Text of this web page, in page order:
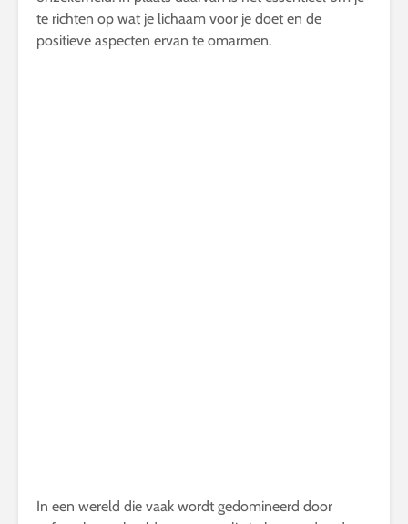
te richten op wat je lichaam voor je doet en de
positieve aspecten ervan te omarmen.
In een wereld die vaak wordt gedomineerd door